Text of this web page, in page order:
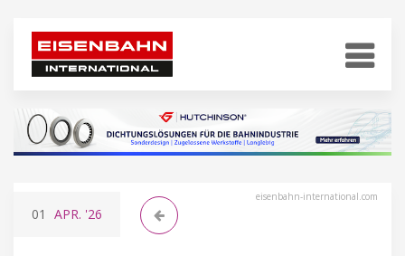
eisenbahn-international.com
01 APR. '26